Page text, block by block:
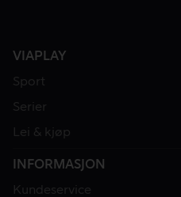
VIAPLAY
Sport
Serier
Lei & kjøp
INFORMASJON
Kundeservice